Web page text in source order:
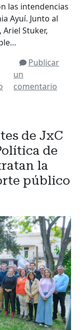
las intendencias
Ayuí. Junto al
Stuker,
Publicar
un
comentario
de JxC
de
la
público